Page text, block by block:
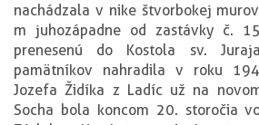
nachádzala v nike štvorbokej
m juhozápadne od zastávky č.
prenesenú do Kostola sv.
pamätníkov nahradila v roku
Jozefa Židíka z Ladíc už na
Socha bola koncom 20. storočia